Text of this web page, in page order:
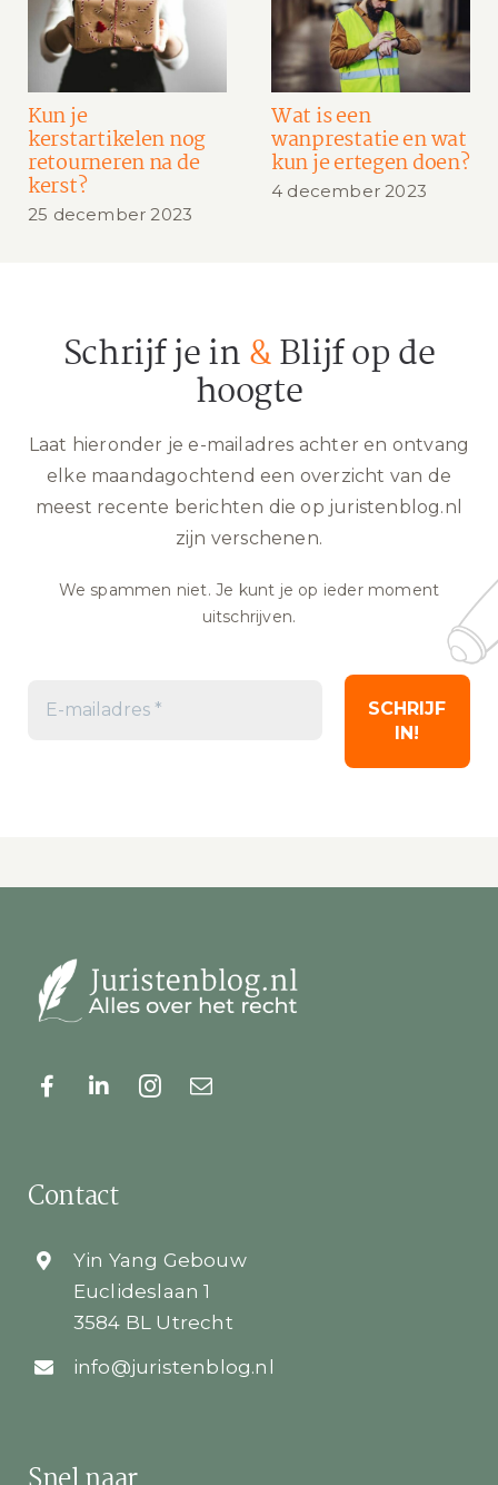
Kun je
kerstartikelen nog
retourneren na de
kerst?
25 december 2023
Wat is een
wanprestatie en wat
kun je ertegen doen?
4 december 2023
Schrijf je in&Blijf op de
hoogte
Laat hieronder je e-mailadres achter en ontvang
elke maandagochtend een overzicht van de
meest recente berichten die op juristenblog.nl
zijn verschenen.
We spammen niet. Je kunt je op ieder moment
uitschrijven.
Contact
Yin Yang Gebouw
Euclideslaan 1
3584 BL Utrecht
info@juristenblog.nl